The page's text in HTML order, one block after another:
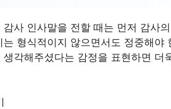
사 인사말을 전할 때는 먼저 감사
형식적이지 않으면서도 정중해야
각해주셨다는 감정을 표현하면 더